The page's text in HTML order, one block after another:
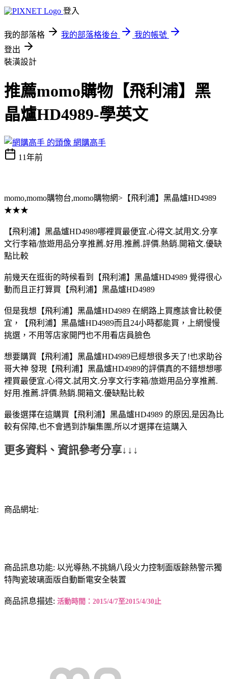
登入
我的部落格 我的部落格後台
我的帳號
登出
裝潢設計
推薦momo購物【飛利浦】黑
晶爐HD4989-學英文
網購高手
11年前
momo,momo購物台,momo購物網>【飛利浦】黑晶爐HD4989
★★★
【飛利浦】黑晶爐HD4989哪裡買最便宜.心得文.試用文.分享
文行李箱/旅遊用品分享推薦.好用.推薦.評價.熱銷.開箱文.優缺
點比較
前幾天在逛街的時候看到【飛利浦】黑晶爐HD4989 覺得很心
動而且正打算買【飛利浦】黑晶爐HD4989
但是我想【飛利浦】黑晶爐HD4989 在網路上買應該會比較便
宜，【飛利浦】黑晶爐HD4989而且24小時都能買，上網慢慢
挑選，不用等店家開門也不用看店員臉色
想要購買【飛利浦】黑晶爐HD4989已經想很多天了!也求助谷
哥大神 發現【飛利浦】黑晶爐HD4989的評價真的不錯想想哪
裡買最便宜.心得文.試用文.分享文行李箱/旅遊用品分享推薦.
好用.推薦.評價.熱銷.開箱文.優缺點比較
最後選擇在這購買【飛利浦】黑晶爐HD4989 的原因,是因為比
較有保障,也不會遇到詐騙集團,所以才選擇在這購入
更多資料、資訊參考分享↓↓↓
商品網址:
商品訊息功能: 以光導熱,不挑鍋八段火力控制面版餘熱警示獨
特陶瓷玻璃面版自動斷電安全裝置
商品訊息描述: 活動時間：2015/4/7至2015/4/30止